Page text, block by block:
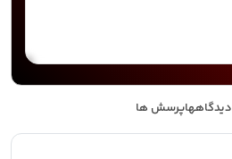
دیدگاههاپرسش ها